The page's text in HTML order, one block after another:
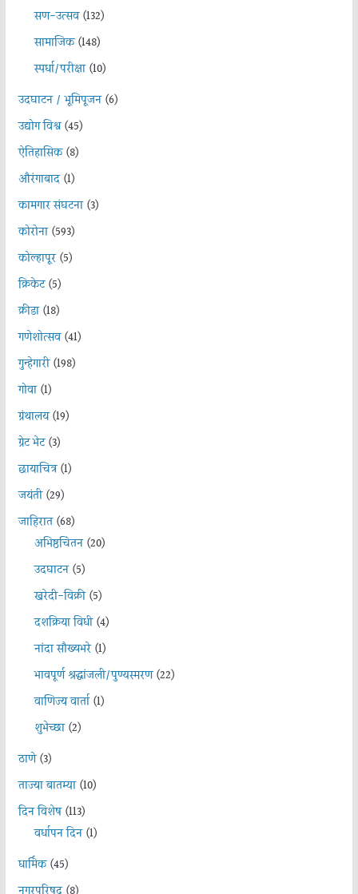
सण-उत्सव(132)
सामाजिक(148)
स्पर्धा/परीक्षा(10)
उदघाटन / भूमिपूजन(6)
उद्योग विश्व(45)
ऐतिहासिक(8)
औरंगाबाद(1)
कामगार संघटना(3)
कोरोना(593)
कोल्हापूर(5)
क्रिकेट(5)
क्रीडा(18)
गणेशोत्सव(41)
गुन्हेगारी(198)
गोवा(1)
ग्रंथालय(19)
ग्रेट भेट(3)
छायाचित्र(1)
जयंती(29)
जाहिरात(68)
अभिष्ठचिंतन(20)
उदघाटन(5)
खरेदी-विक्री(5)
दशक्रिया विधी(4)
नांदा सौख्यभरे(1)
भावपूर्ण श्रद्धांजली/पुण्यस्मरण(22)
वाणिज्य वार्ता(1)
शुभेच्छा(2)
ठाणे(3)
ताज्या बातम्या(10)
दिन विशेष(113)
वर्धापन दिन(1)
धार्मिक(45)